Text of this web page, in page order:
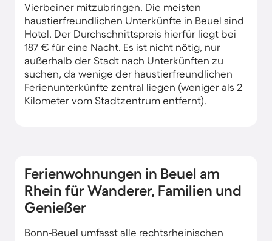
Vierbeiner mitzubringen. Die meisten
haustierfreundlichen Unterkünfte in Beuel sind
Hotel. Der Durchschnittspreis hierfür liegt bei
187 € für eine Nacht. Es ist nicht nötig, nur
außerhalb der Stadt nach Unterkünften zu
suchen, da wenige der haustierfreundlichen
Ferienunterkünfte zentral liegen (weniger als 2
Kilometer vom Stadtzentrum entfernt).
Ferienwohnungen in Beuel am
Rhein für Wanderer, Familien und
Genießer
Bonn-Beuel umfasst alle rechtsrheinischen